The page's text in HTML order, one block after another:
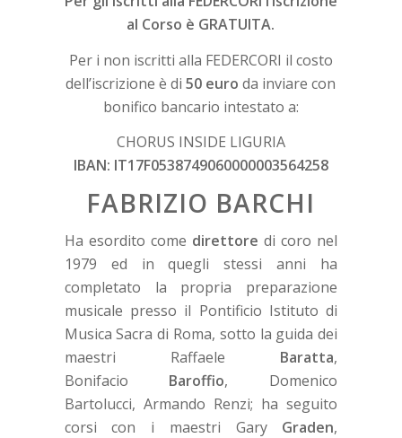
al Corso è GRATUITA.
Per i non iscritti alla FEDERCORI il costo
dell’iscrizione è di50 euro da inviare con
bonifico bancario intestato a:
CHORUS INSIDE LIGURIA
IBAN: IT17F0538749060000003564258
FABRIZIO BARCHI
Ha esordito come direttore di coro nel
1979 ed in quegli stessi anni ha
completato la propria preparazione
musicale presso il Pontificio Istituto di
Musica Sacra di Roma, sotto la guida dei
maestri Raffaele Baratta,
Bonifacio Baroffio, Domenico
Bartolucci, Armando Renzi; ha seguito
corsi con i maestri Gary Graden,